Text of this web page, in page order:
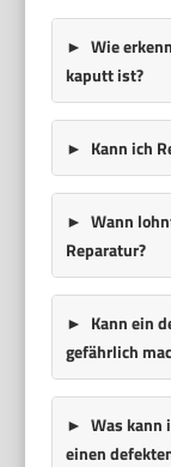
Wie
kaputt ist?
Kann ich
Wann
Reparatur?
Kann ein
gefährlich
Was kann
einen